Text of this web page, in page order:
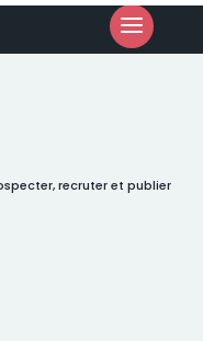
recruter et publier